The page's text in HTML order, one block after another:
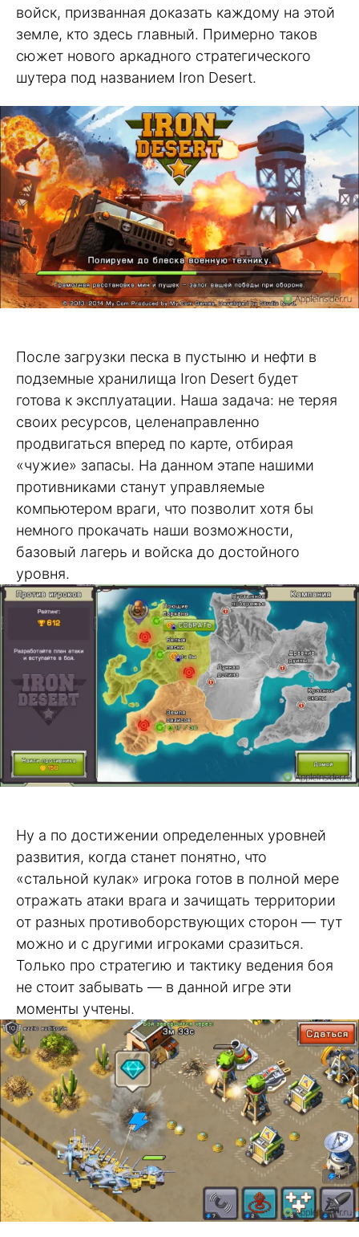
войск, призванная доказать каждому на этой
земле, кто здесь главный. Примерно таков
сюжет нового аркадного стратегического
шутера под названием Iron Desert.
После загрузки песка в пустыню и нефти в
подземные хранилища Iron Desert будет
готова к эксплуатации. Наша задача: не теряя
своих ресурсов, целенаправленно
продвигаться вперед по карте, отбирая
«чужие» запасы. На данном этапе нашими
противниками станут управляемые
компьютером враги, что позволит хотя бы
немного прокачать наши возможности,
базовый лагерь и войска до достойного
уровня.
Ну а по достижении определенных уровней
развития, когда станет понятно, что
«стальной кулак» игрока готов в полной мере
отражать атаки врага и зачищать территории
от разных противоборствующих сторон — тут
можно и с другими игроками сразиться.
Только про стратегию и тактику ведения боя
не стоит забывать — в данной игре эти
моменты учтены.